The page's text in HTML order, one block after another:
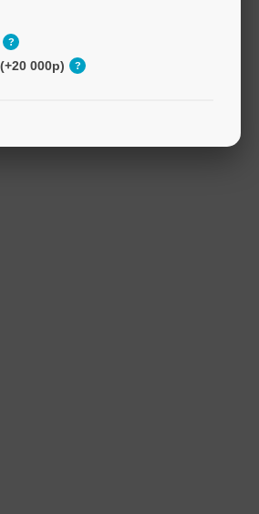
?
000р) ?